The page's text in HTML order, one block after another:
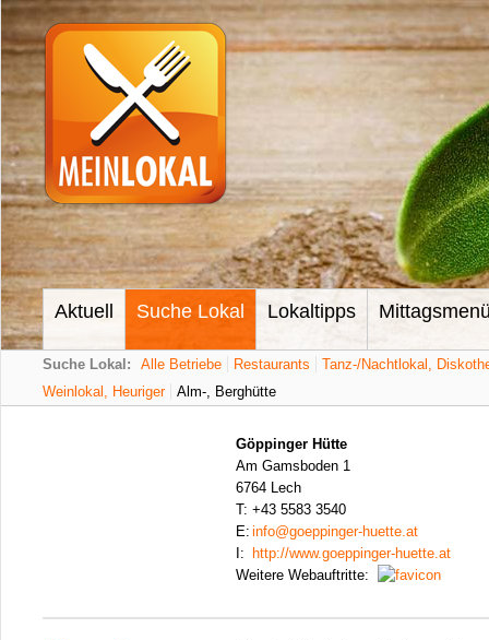
Aktuell Suche Lokal Lokaltipps
Suche Lokal: Alle Betriebe Restaurants
Tanz-/Nachtlokal,
Weinlokal, Heuriger
Alm-, Berghütte
Göppinger Hütte
Am Gamsboden 1
6764 Lech
T: +43 5583 3540
E: info@goeppinger-huette.at
I:
http://www.goeppinger-huette.at
Weitere Webauftritte: